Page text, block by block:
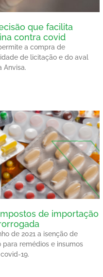
que facilita
contra covid
a compra de
de licitação e do aval
Anvisa.
de importação
de 2021 a isenção de
para remédios e insumos
19.